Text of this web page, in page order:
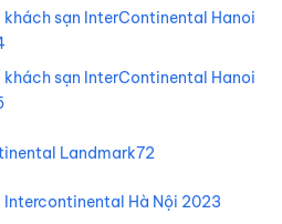
khách sạn InterContinental Hanoi
khách sạn InterContinental Hanoi
Landmark72
Intercontinental Hà Nội 2023